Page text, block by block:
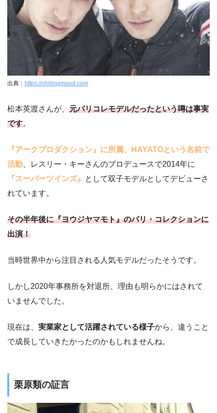
出典： https://chillingmood.com
松本英渡さんが、 元パリコレモデルだったという噂は事実
です。
『アークプロダクション』に所属、HAYATOという名前で
活動 、レスリー・キーさんのプロデュースで2014年に
『スーパーツインズ』
として双子モデルとしてデビューさ
れています。
その半年後に『ヨウジヤマモト』のパリ・コレクションに
出演！
当時世界中から注目される人気モデルだったそうです。
しかし2020年事務所を対退所、理由も明らかにはされて
いませんでした。
現在は、 実業家として活躍されている様子から、違うこと
で成長していきたかったのかもしれませんね。
栗原類の証言